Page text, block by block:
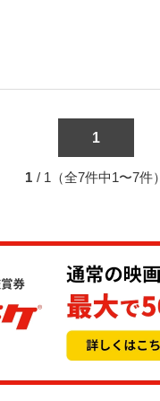
1
1 / 1（全7件中1〜7件）